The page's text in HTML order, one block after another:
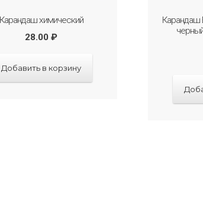
химический
28.00₽
Добавить в корзину
Карандаш